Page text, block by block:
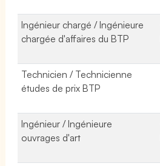
Ingénieur chargé / Ingénieure
chargée d'affaires du BTP
Technicien / Technicienne
études de prix BTP
Ingénieur / Ingénieure
ouvrages d'art